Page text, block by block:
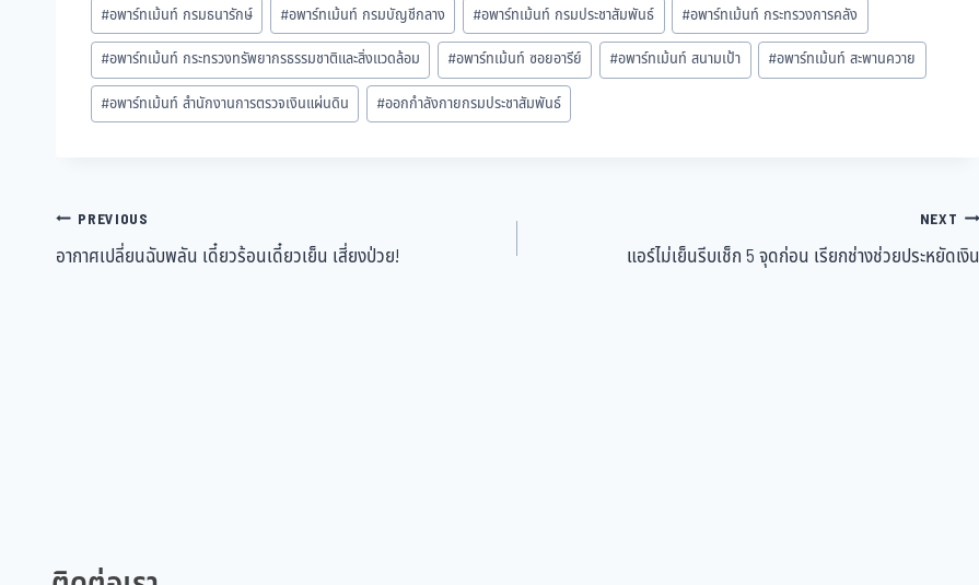
#อพาร์ทเม้นท์ กรมธนารักษ์ #อพาร์ทเม้นท์ กรมบัญชีกลาง #อพาร์ทเม้นท์ กรมประชาสัมพันธ์ #อพาร์ทเม้นท์ กระทรวงการคลัง
#อพาร์ทเม้นท์ กระทรวงทรัพยากรธรรมชาติและสิ่งแวดล้อม #อพาร์ทเม้นท์ ซอยอารีย์ #อพาร์ทเม้นท์ สนามเป้า #อพาร์ทเม้นท์ สะพานควาย
#อพาร์ทเม้นท์ สำนักงานการตรวจเงินแผ่นดิน #ออกกำลังกายกรมประชาสัมพันธ์
PREVIOUS
อากาศเปลี่ยนฉับพลัน เดี๋ยวร้อนเดี๋ยวเย็น เสี่ยงป่วย!
NEXT
แอร์ไม่เย็นรีบเช็ก 5 จุดก่อน เรียกช่างช่วยประหยัดเงิน